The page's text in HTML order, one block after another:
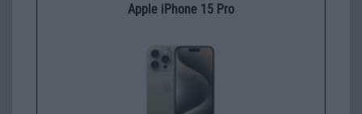
Apple iPhone 15 Pro